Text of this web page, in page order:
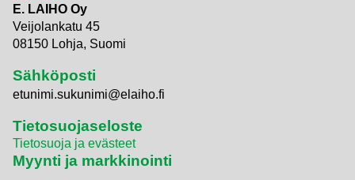
E. LAIHO Oy
Veijolankatu 45
08150 Lohja, Suomi
Sähköposti
etunimi.sukunimi@elaiho.fi
Tietosuojaseloste
Tietosuoja ja evästeet
Myynti ja markkinointi